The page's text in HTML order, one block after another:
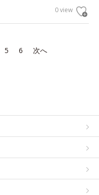
0 view
5 6 次へ